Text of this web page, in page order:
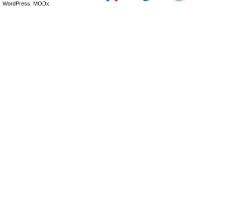
WordPress, MODx.